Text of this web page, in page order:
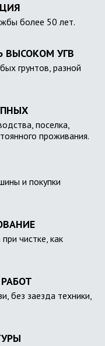
более 50 лет.
ВЫСОКОМ УГВ
грунтов, разной
поселка,
проживания.
и покупки
чистке, как
без заезда техники,